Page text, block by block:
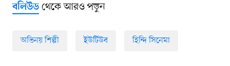
বলিউডথেকে আরও পড়ুন
অভিনয় শিল্পী ইউটিউব হিন্দি সিনেমা